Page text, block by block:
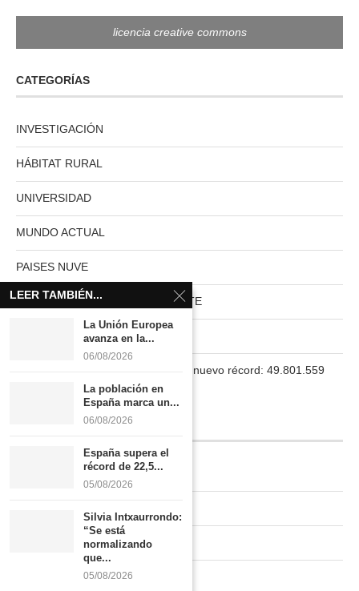
licencia creative commons
CATEGORÍAS
INVESTIGACIÓN
HÁBITAT RURAL
UNIVERSIDAD
MUNDO ACTUAL
PAISES NUVE
HABITAT RURAL AUTOSUFICIENTE
La población en España marca un nuevo récord: 49.801.559
INFORMACIÓN
Quiénes somos
Publicidad tarifas
LEER TAMBIÉN...
La Unión Europea
avanza en la...
06/08/2026
La población en
España marca un...
06/08/2026
España supera el
récord de 22,5...
05/08/2026
Silvia Intxaurrondo:
“Se está
normalizando
que...
05/08/2026